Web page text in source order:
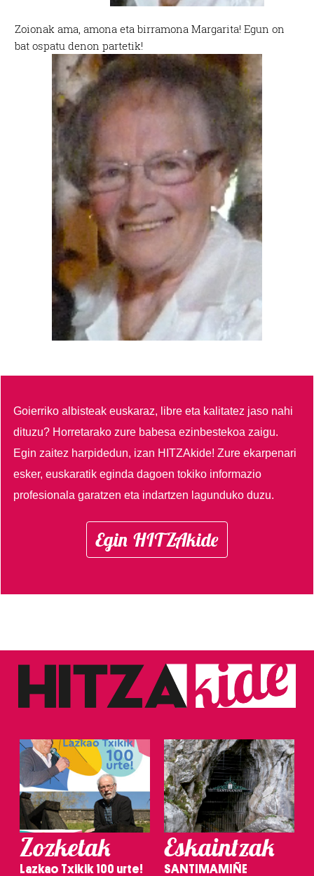
Zoionak ama, amona eta birramona Margarita! Egun on
bat ospatu denon partetik!
Goierriko albisteak euskaraz, libre eta kalitatez jaso nahi
dituzu? Horretarako zure babesa ezinbestekoa zaigu.
Egin zaitez harpidedun, izan HITZAkide!Zure ekarpenari
esker, euskaratik eginda dagoen tokiko informazio
profesionala garatzen eta indartzen lagunduko duzu.
Egin HITZAkide
Zozketak
Lazkao Txikik 100 urte!
Eskaintzak
SANTIMAMIÑE